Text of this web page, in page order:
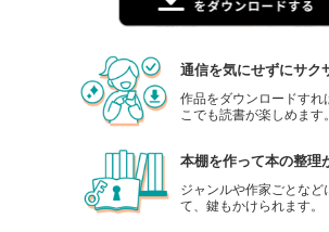
通信を気にせずにサク
作品をダウンロードすれ
こでも読書が楽しめます。
本棚を作って本の整理
ジャンルや作家ごとなど
て、鍵もかけられます。